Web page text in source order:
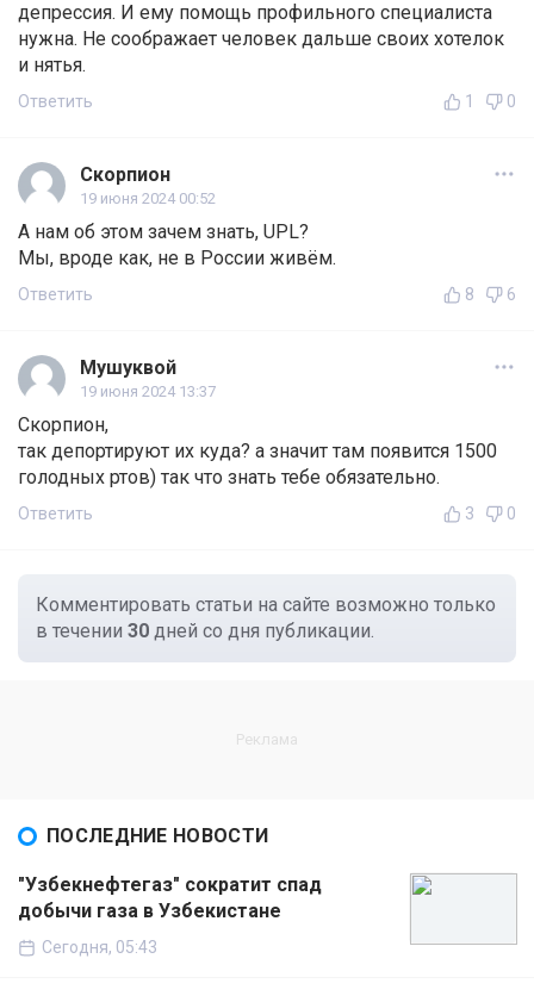
депрессия. И ему помощь профильного специалиста
нужна. Не соображает человек дальше своих хотелок
и нятья.
Ответить 1 0
Скорпион
19 июня 2024 00:52
А нам об этом зачем знать, UPL?
Мы, вроде как, не в России живём.
Ответить 8 6
Мушуквой
19 июня 2024 13:37
Скорпион,
так депортируют их куда? а значит там появится 1500
голодных ртов) так что знать тебе обязательно.
Ответить 3 0
Комментировать статьи на сайте возможно только
в течении 30 дней со дня публикации.
ПОСЛЕДНИЕ НОВОСТИ
"Узбекнефтегаз" сократит спад
добычи газа в Узбекистане
Сегодня, 05:43